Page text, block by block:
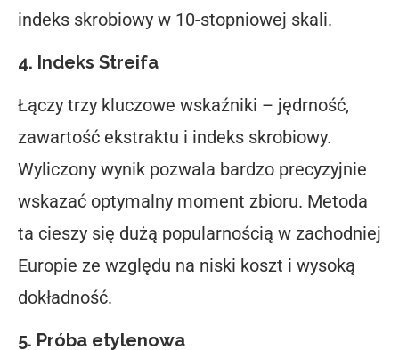
indeks skrobiowy w 10-stopniowej skali.
4. Indeks Streifa
Łączy trzy kluczowe wskaźniki – jędrność,
zawartość ekstraktu i indeks skrobiowy.
Wyliczony wynik pozwala bardzo precyzyjnie
wskazać optymalny moment zbioru. Metoda
ta cieszy się dużą popularnością w zachodniej
Europie ze względu na niski koszt i wysoką
dokładność.
5. Próba etylenowa